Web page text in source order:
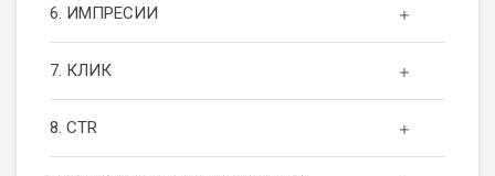
6. ИМПРЕСИИ
7. КЛИК
8. CTR